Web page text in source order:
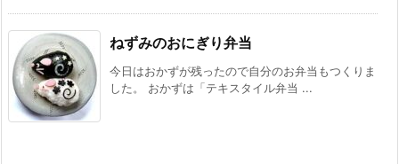
ねずみのおにぎり弁当
今日はおかずが残ったので自分のお弁当もつくりま
した。 おかずは「テキスタイル弁当 ...